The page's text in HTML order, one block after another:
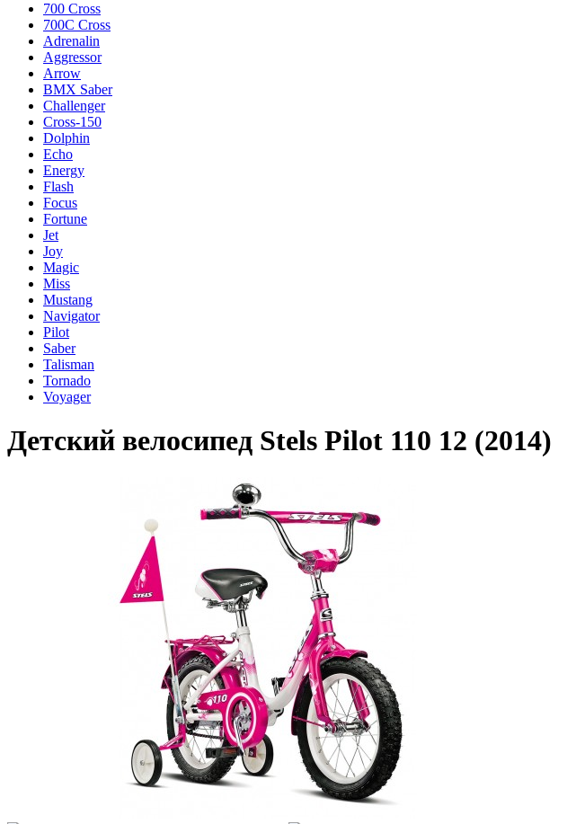
700 Cross
700C Cross
Adrenalin
Aggressor
Arrow
BMX Saber
Challenger
Cross-150
Dolphin
Echo
Energy
Flash
Focus
Fortune
Jet
Joy
Magic
Miss
Mustang
Navigator
Pilot
Saber
Talisman
Tornado
Voyager
Детский велосипед Stels Pilot 110 12 (2014)